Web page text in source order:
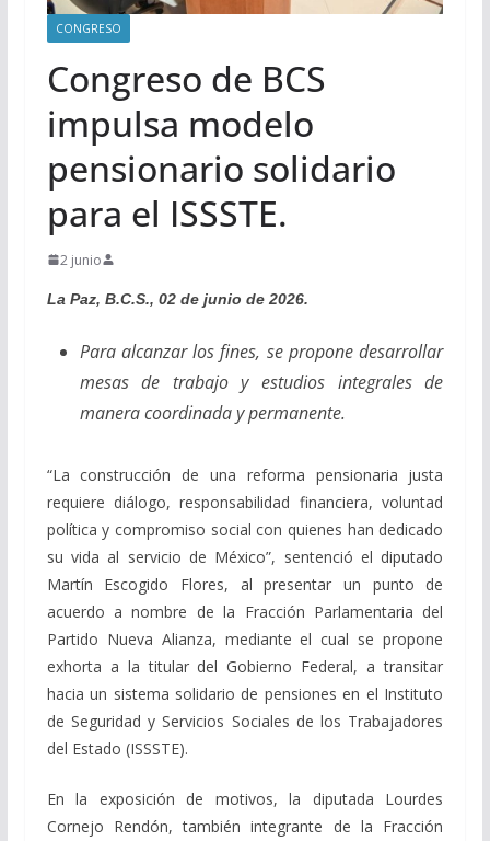
CONGRESO
Congreso de BCS
impulsa modelo
pensionario solidario
para el ISSSTE.
2 junio
La Paz, B.C.S., 02 de junio de 2026.
Para alcanzar los fines, se propone desarrollar
mesas de trabajo y estudios integrales de
manera coordinada y permanente.
“La construcción de una reforma pensionaria justa
requiere diálogo, responsabilidad financiera, voluntad
política y compromiso social con quienes han dedicado
su vida al servicio de México”, sentenció el diputado
Martín Escogido Flores, al presentar un punto de
acuerdo a nombre de la Fracción Parlamentaria del
Partido Nueva Alianza, mediante el cual se propone
exhorta a la titular del Gobierno Federal, a transitar
hacia un sistema solidario de pensiones en el Instituto
de Seguridad y Servicios Sociales de los Trabajadores
del Estado (ISSSTE).
En la exposición de motivos, la diputada Lourdes
Cornejo Rendón, también integrante de la Fracción